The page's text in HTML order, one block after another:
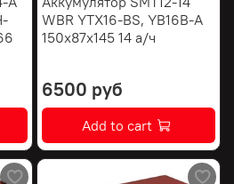
WBR YTX16-BS, YB16B-A
150х87х145 14 а/ч
6500 руб
Add to cart